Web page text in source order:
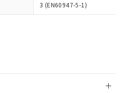
3 (EN60947-5-1)
ェブサイト上で当社にご
ダウンロード
書（当社基準）
時点で非含有を証明す